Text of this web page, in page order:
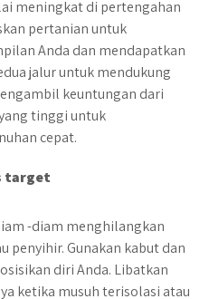
meningkat di pertengahan
pertanian untuk
Anda dan mendapatkan
jalur untuk mendukung
keuntungan dari
tinggi untuk
cepat.
target
-diam menghilangkan
penyihir. Gunakan kabut dan
diri Anda. Libatkan
ketika musuh terisolasi atau